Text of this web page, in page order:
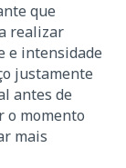
que
realizar
e intensidade
justamente
antes de
o momento
mais